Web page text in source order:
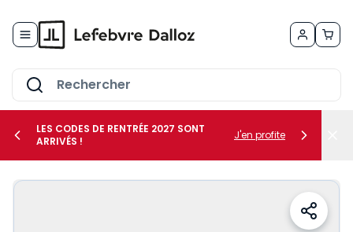
le sous-menu Vos métiers
LES CODES DE RENTRÉE 2027 SONT
ARRIVÉS !
J'en profite